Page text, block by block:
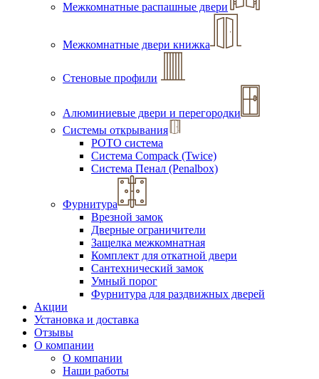
Межкомнатные распашные двери
Межкомнатные двери книжка
Стеновые профили
Алюминиевые двери и перегородки
Системы открывания
РОТО система
Система Compack (Twice)
Система Пенал (Penalbox)
Фурнитура
Врезной замок
Дверные ограничители
Защелка межкомнатная
Комплект для откатной двери
Сантехнический замок
Умный порог
Фурнитура для раздвижных дверей
Акции
Установка и доставка
Отзывы
О компании
О компании
Наши работы